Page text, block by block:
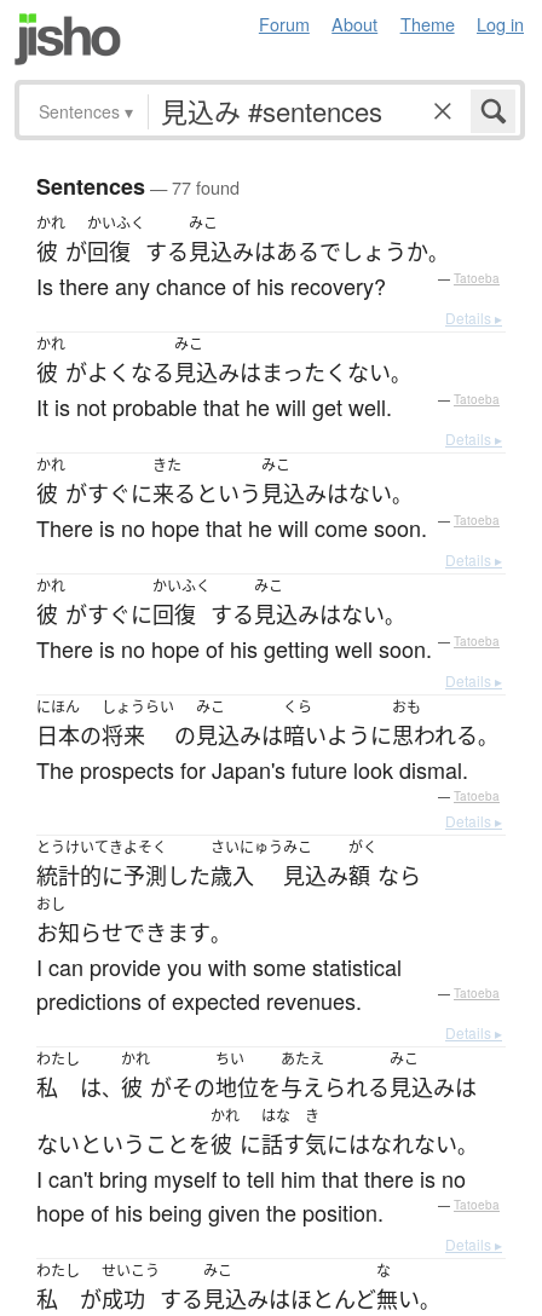
Forum About Theme Log in
Sentences ▾
Sentences— 77 found
かれ
彼 が
かいふく
回復 する
みこ
見込みはあるでしょうか。
Is there any chance of his recovery? — Tatoeba
Details ▸
かれ
彼 がよく なる
みこ
見込みはまったく ない。
It is not probable that he will get well. — Tatoeba
Details ▸
かれ
彼 がすぐに
きた
来る という
みこ
見込みはない。
There is no hope that he will come soon. — Tatoeba
Details ▸
かれ
彼 がすぐに
かいふく
回復 する
みこ
見込みはない。
There is no hope of his getting well soon. — Tatoeba
Details ▸
にほん
日本の
しょうらい
将来 の
みこ
見込みは
くら
暗いように
おも
思われる。
The prospects for Japan's future look dismal.
— Tatoeba
Details ▸
とうけいてき
統計的に
よそく
予測 した
さいにゅう
歳入
みこ
見込み
がく
額 なら
おし
お知らせできます。
I can provide you with some statistical
predictions of expected revenues.
— Tatoeba
Details ▸
わたし
私 は、
かれ
彼 がその
ちい
地位を
あたえ
与えられる
みこ
見込みは
ないという ことを
かれ
彼 に
はな
話す
き
気にはなれない。
I can't bring myself to tell him that there is no
hope of his being given the position.
— Tatoeba
Details ▸
わたし
私 が
せいこう
成功 する
みこ
見込みはほとんど
な
無い。